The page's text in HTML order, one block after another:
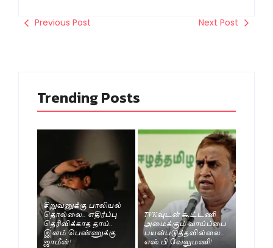
Previous Post Next Post
Trending Posts
சிறுவனுக்கு பாலியல்
தொல்லை.. எதிர்ப்பு
தெரிவிக்காத தாய்..
இளம் பெண்ணுக்கு
ஜாமீன்!
TVKவுடன் கூட்டணி
அமைக்கும் வாய்ப்பை
பயன்படுத்தவில்லை..
எஸ்.பி வேலுமணி!